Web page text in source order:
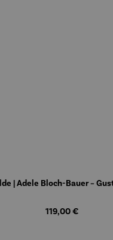
| Adele Bloch-Bauer –
Regulärer Preis:
119,00 €